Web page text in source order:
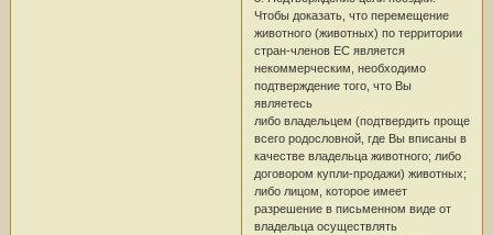
Чтобы доказать, что перемещение
животного (животных) по территории
стран-членов ЕС является
некоммерческим, необходимо
подтверждение того, что Вы
являетесь
либо владельцем (подтвердить проще
всего родословной, где Вы вписаны в
качестве владельца животного; либо
договором купли-продажи) животных;
либо лицом, которое имеет
разрешение в письменном виде от
владельца осуществлять